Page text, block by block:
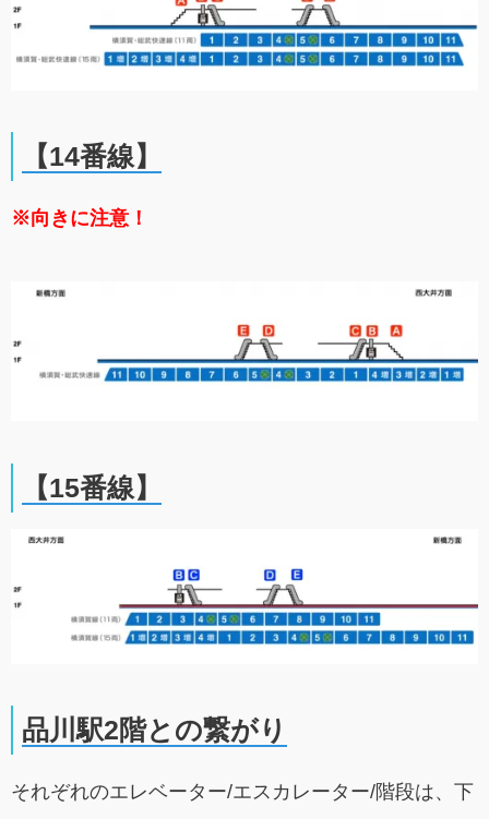
【14番線】
※向きに注意！
【15番線】
品川駅2階との繋がり
それぞれのエレベーター/エスカレーター/階段は、下